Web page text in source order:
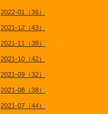
2022-01（36）
2021-12（43）
2021-11（38）
2021-10（42）
2021-09（32）
2021-08（38）
2021-07（44）